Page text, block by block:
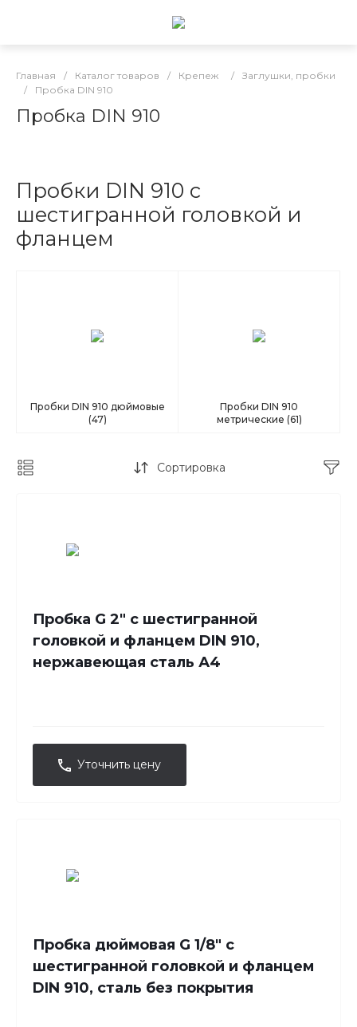
Главная / Каталог товаров / Крепеж /
Заглушки, пробки
/
Пробка DIN 910
Пробка DIN 910
Пробки DIN 910 с
шестигранной головкой и
фланцем
Пробки DIN 910 дюймовые
(47)
Пробки DIN 910
метрические (61)
Сортировка
Пробка G 2" с шестигранной
головкой и фланцем DIN 910,
нержавеющая сталь А4
Уточнить цену
Пробка дюймовая G 1/8" с
шестигранной головкой и фланцем
DIN 910, сталь без покрытия